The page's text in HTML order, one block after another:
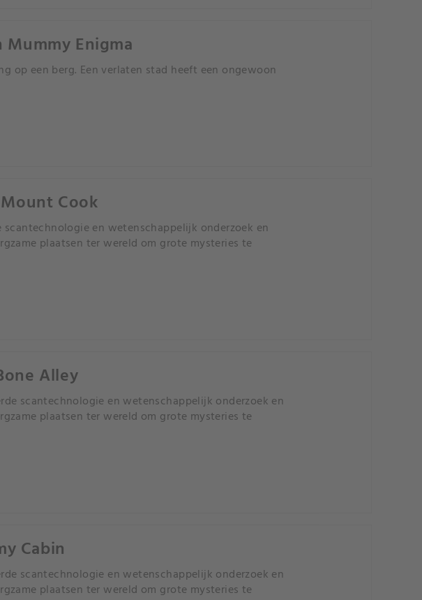
Enigma
op een berg. Een verlaten stad heeft een ongewoon
Cook
en wetenschappelijk onderzoek en
plaatsen ter wereld om grote mysteries te
Alley
scantechnologie en wetenschappelijk onderzoek en
plaatsen ter wereld om grote mysteries te
Cabin
scantechnologie en wetenschappelijk onderzoek en
plaatsen ter wereld om grote mysteries te